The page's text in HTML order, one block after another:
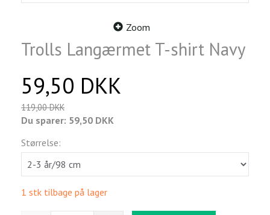
Zoom
Trolls Langærmet T-shirt Navy
59,50 DKK
119,00 DKK
Du sparer: 59,50 DKK
Størrelse:
1 stk tilbage på lager